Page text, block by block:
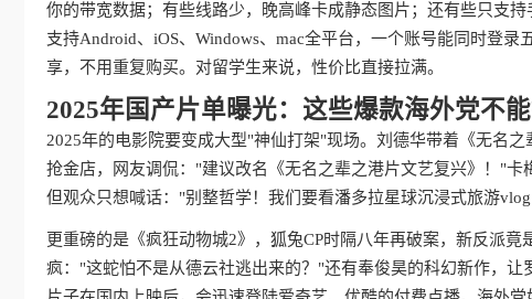
你的带宽数据；有些线路少，晚高峰卡成静态图片；还有些只支持
支持Android、iOS、Windows、mac全平台，一个账号能同时登
享，不用重复购买。对留学生来说，性价比直接拉满。
2025年国产片单曝光：这些爆款海外党不
2025年的电影院要变成大型"神仙打架"现场。刘德华带着《无名
抢金店，网友调侃："建议改名《无名之辈之港片文艺复兴》！"
但观众只想喊话："别整哲学！我们要看潘多拉星球沉浸式旅游
更重磅的是《疯狂动物城2》，狐兔CP时隔八年再破案，新反派
疯："这蛇怕不是从德云社逃出来的？"还有奉俊昊的科幻新作，